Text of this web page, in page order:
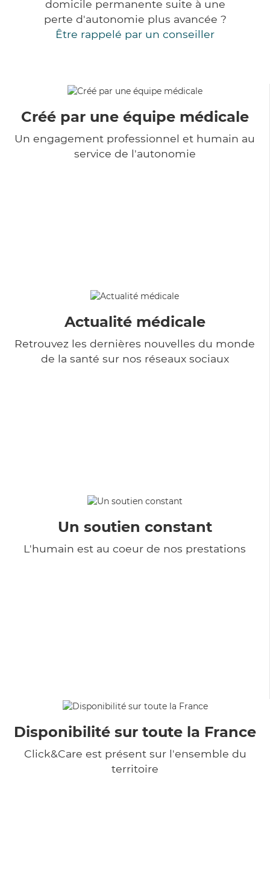
domicile permanente suite à une
perte d'autonomie plus avancée ?
Être rappelé par un conseiller
Créé par une équipe médicale
Un engagement professionnel et humain au
service de l'autonomie
Actualité médicale
Retrouvez les dernières nouvelles du monde
de la santé sur nos réseaux sociaux
Un soutien constant
L'humain est au coeur de nos prestations
Disponibilité sur toute la France
Click&Care est présent sur l'ensemble du
territoire